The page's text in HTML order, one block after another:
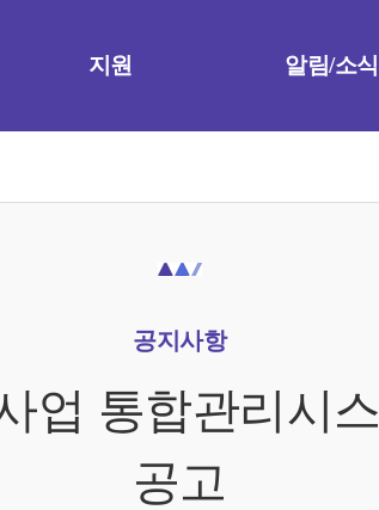
지원 알림/소식
공지사항
업 통합관리시
공고